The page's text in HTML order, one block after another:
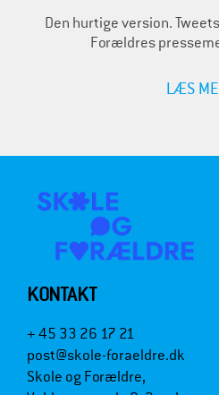
Den hurtige version.
Forældres
LÆS
KONTAKT
+ 45 33 26 17 21
post@skole-foraeldre.dk
Skole og Forældre,